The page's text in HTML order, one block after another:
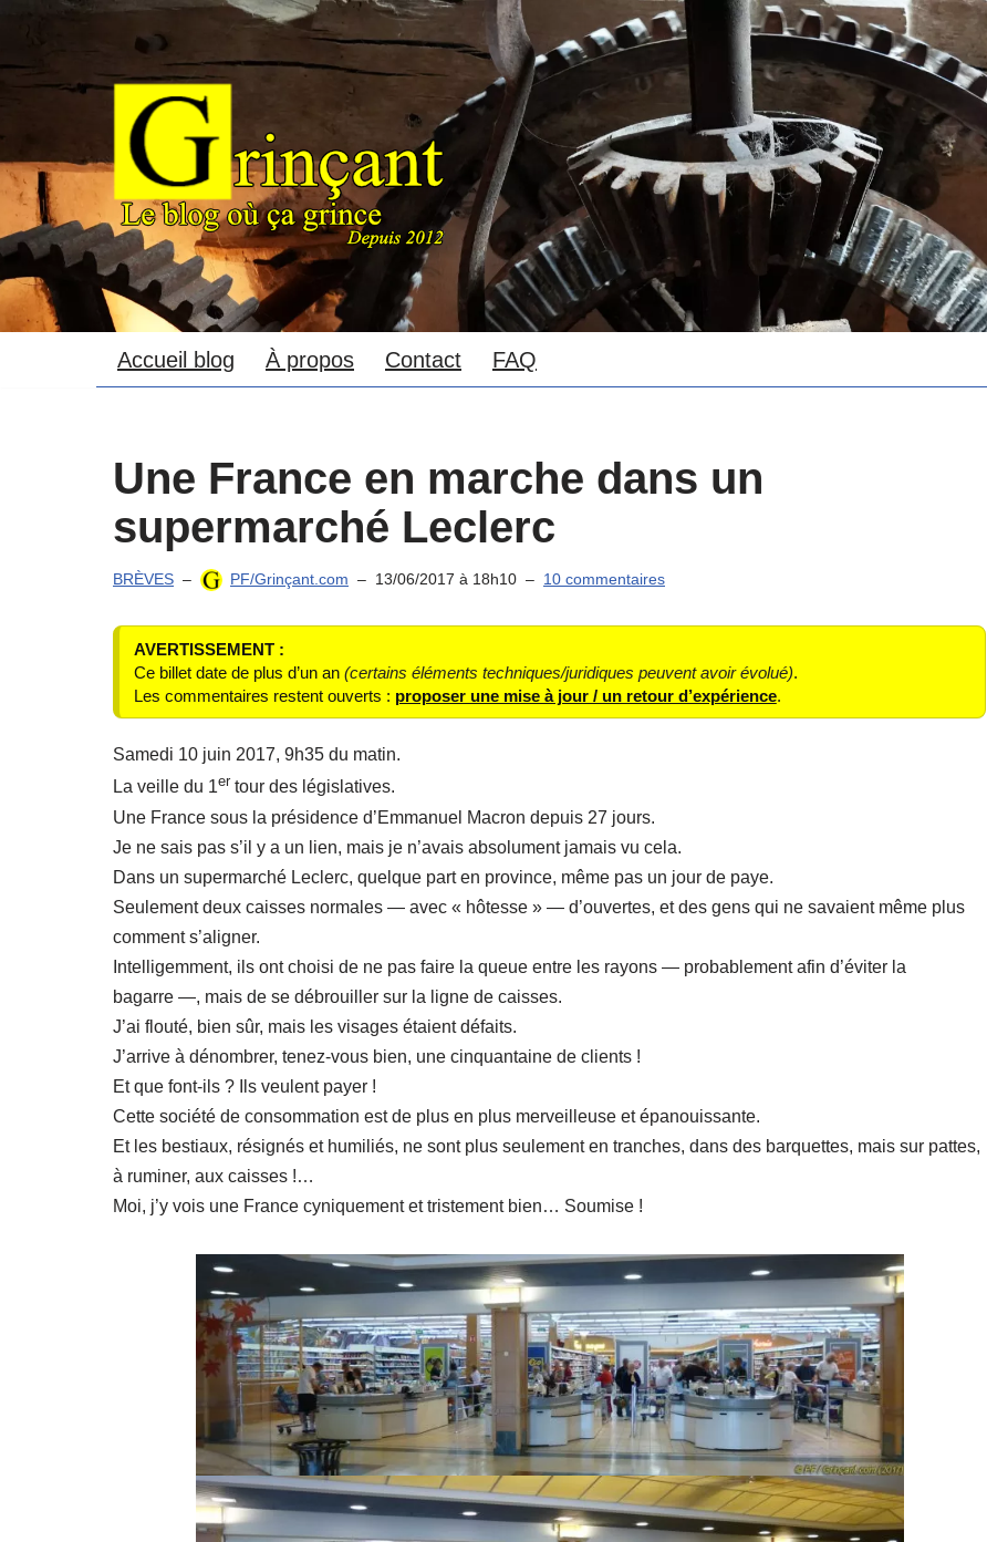
Accueil blog À propos Contact FAQ
Une France en marche dans un
supermarché Leclerc
BRÈVES PF/Grinçant.com 13/06/2017 à 18h10 10 commentaires
AVERTISSEMENT :
Ce billet date de plus d’un an (certains éléments techniques/juridiques peuvent avoir évolué).
Les commentaires restent ouverts : proposer une mise à jour / un retour d’expérience.
Samedi 10 juin 2017, 9h35 du matin.
La veille du 1er tour des législatives.
Une France sous la présidence d’Emmanuel Macron depuis 27 jours.
Je ne sais pas s’il y a un lien, mais je n’avais absolument jamais vu cela.
Dans un supermarché Leclerc, quelque part en province, même pas un jour de paye.
Seulement deux caisses normales — avec « hôtesse » — d’ouvertes, et des gens qui ne savaient même plus
comment s’aligner.
Intelligemment, ils ont choisi de ne pas faire la queue entre les rayons — probablement afin d’éviter la
bagarre —, mais de se débrouiller sur la ligne de caisses.
J’ai flouté, bien sûr, mais les visages étaient défaits.
J’arrive à dénombrer, tenez-vous bien, une cinquantaine de clients !
Et que font-ils ? Ils veulent payer !
Cette société de consommation est de plus en plus merveilleuse et épanouissante.
Et les bestiaux, résignés et humiliés, ne sont plus seulement en tranches, dans des barquettes, mais sur pattes,
à ruminer, aux caisses !…
Moi, j’y vois une France cyniquement et tristement bien… Soumise !